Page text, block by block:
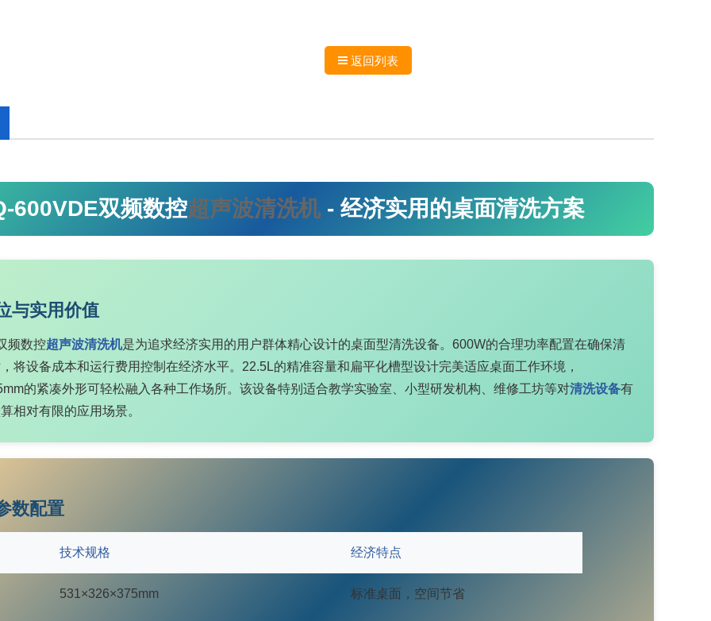
返回列表
600VDE双频数控超声波清洗机- 经济实用的桌面清洗方案
与实用价值
频数控超声波清洗机是为追求经济实用的用户群体精心设计的桌面型清洗设备。600W的合理功率配置在确保清
将设备成本和运行费用控制在经济水平。22.5L的精准容量和扁平化槽型设计完美适应桌面工作环境，
的紧凑外形可轻松融入各种工作场所。该设备特别适合教学实验室、小型研发机构、维修工坊等对清洗设备有
相对有限的应用场景。
数配置
技术规格 经济特点
531×326×375mm 标准桌面，空间节省